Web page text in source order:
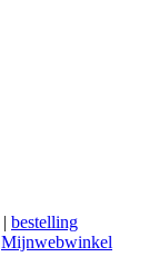
| bestelling
Mijnwebwinkel